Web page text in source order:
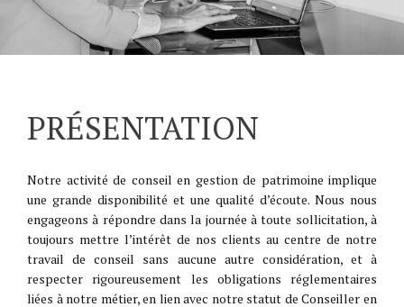
PRÉSENTATION
Notre activité de conseil en gestion de patrimoine implique
une grande disponibilité et une qualité d’écoute. Nous nous
engageons à répondre dans la journée à toute sollicitation, à
toujours mettre l’intérêt de nos clients au centre de notre
travail de conseil sans aucune autre considération, et à
respecter rigoureusement les obligations réglementaires
liées à notre métier, en lien avec notre statut de Conseiller en